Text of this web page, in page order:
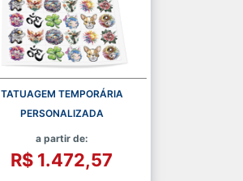
TATUAGEM TEMPORÁRIA
PERSONALIZADA
a partir de:
R$ 1.472,57